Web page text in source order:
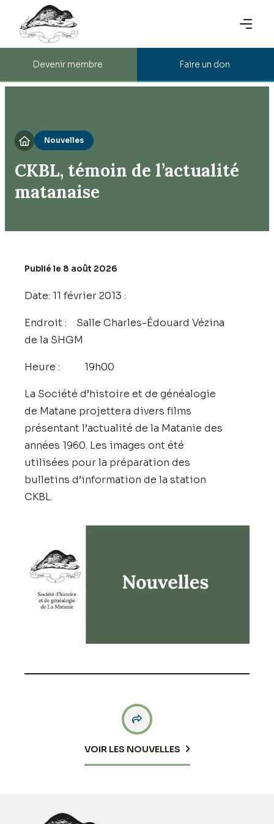
Devenir membre Faire un don
 Nouvelles
CKBL, témoin de l’actualité
matanaise
Publié le 8 août 2026
Date: 11 février 2013 :
Endroit : Salle Charles-Édouard Vézina
de la SHGM
Heure : 19h00
La Société d’histoire et de généalogie
de Matane projettera divers films
présentant l’actualité de la Matanie des
années 1960. Les images ont été
utilisées pour la préparation des
bulletins d’information de la station
CKBL.

VOIR LES NOUVELLES